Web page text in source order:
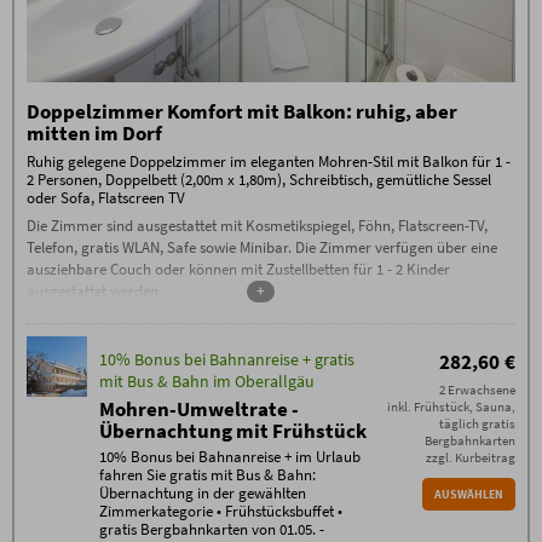
info@hotel-mohren.de). 100% Storno-Gebühren am
Tag der Anreise oder bei Nicht-Anreise. Es ist keine
Umbuchung / Verschiebung möglich.
- Check-in ab 15 Uhr. Falls Sie nach 23.00 Uhr
anreisen, kontaktieren Sie uns bitte am Anreisetag
per Telefon Tel. 08322/9120
- Check-out bis 12 Uhr
Zusätzliche Bedingungen Halbpension
Keine Anzahlung erforderlich, 70 % Stornogebühren
außer bei Weitervermietung, die Stornierung muss
schriftlich per E-Mail erfolgen (ausschließlich an
Tag der Anreise oder bei Nicht-Anreise. Es ist keine
Umbuchung / Verschiebung möglich.
Doppelzimmer Komfort mit Balkon: ruhig, aber
mitten im Dorf
Ruhig gelegene Doppelzimmer im eleganten Mohren-Stil mit Balkon für 1 -
2 Personen, Doppelbett (2,00m x 1,80m), Schreibtisch, gemütliche Sessel
oder Sofa, Flatscreen TV
Die Zimmer sind ausgestattet mit Kosmetikspiegel, Föhn, Flatscreen-TV,
Telefon, gratis WLAN, Safe sowie Minibar. Die Zimmer verfügen über eine
ausziehbare Couch oder können mit Zustellbetten für 1 - 2 Kinder
ausgestattet werden.
+
10% Bonus bei Bahnanreise + gratis
mit Bus & Bahn im Oberallgäu
Mohren-Umweltrate -
Übernachtung mit Frühstück
10% Bonus bei Bahnanreise + im Urlaub
fahren Sie gratis mit Bus & Bahn:
Übernachtung in der gewählten
Zimmerkategorie • Frühstücksbuffet •
gratis Bergbahnkarten von 01.05. -
282,60 €
2 Erwachsene
inkl. Frühstück, Sauna,
täglich gratis
Bergbahnkarten
zzgl. Kurbeitrag
AUSWÄHLEN